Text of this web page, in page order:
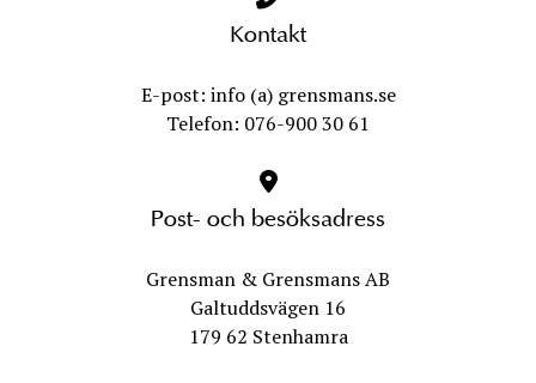
Kontakt
E-post: info (a) grensmans.se
Telefon: 076-900 30 61
Post- och besöksadress
Grensman & Grensmans AB
Galtuddsvägen 16
179 62 Stenhamra